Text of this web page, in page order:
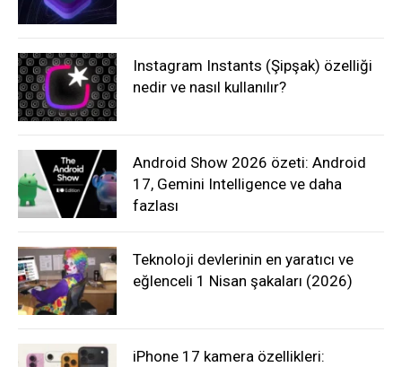
Instagram Instants (Şipşak) özelliği
nedir ve nasıl kullanılır?
Android Show 2026 özeti: Android
17, Gemini Intelligence ve daha
fazlası
Teknoloji devlerinin en yaratıcı ve
eğlenceli 1 Nisan şakaları (2026)
iPhone 17 kamera özellikleri: